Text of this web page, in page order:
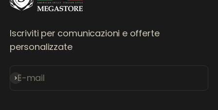
Iscriviti per comunicazioni e offerte
personalizzate
E-mail
Iscriviti alla newsletter